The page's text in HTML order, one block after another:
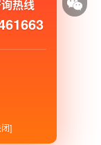
户时录下重要的谈
行的个人管理工
找餐馆，怎么少
_1
司
app制作
开发团队
红书
热线
]